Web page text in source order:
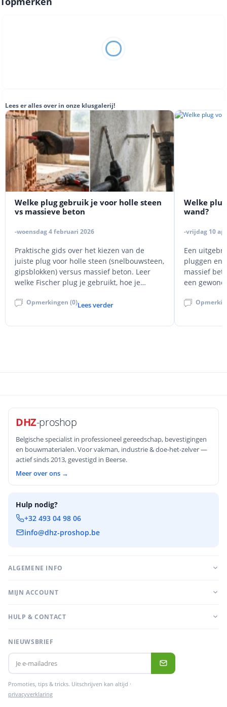
Lees er alles over in onze klusgalerij!
Welke plug gebruik je voor holle steen
vs massieve beton
-woensdag 4 februari 2026
Praktische gids over het kiezen van de
juiste plug voor holle steen (snelbouwsteen,
gipsblokken) versus massief beton. Leer
welke Fischer plug je gebruikt, hoe je
valkuilen je vermijdt voor veilige
Opmerkingen (0)Lees verder
Welke
wand?
-vrijdag 10
Een
pluggen en
massief
een
beton
DHZ-proshop
Belgische specialist in professioneel gereedschap, bevestigingen
en bouwmaterialen. Voor vakman, industrie & doe-het-zelver —
actief sinds 2013, gevestigd in Beerse.
Meer over ons →
Hulp nodig?
+32 493 04 98 06
info@dhz-proshop.be
ALGEMENE INFO
MIJN ACCOUNT
HULP & CONTACT
NIEUWSBRIEF
Promoties, tips & tricks. Uitschrijven kan altijd ·
privacyverklaring